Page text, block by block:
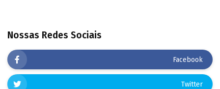
Nossas Redes Sociais
Facebook
Twitter